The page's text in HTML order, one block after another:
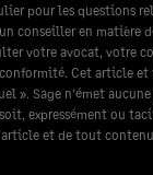
pour les questions
conseiller en matière
votre avocat, votre
Cet article
». Sage n’émet
expressément ou
et de tout